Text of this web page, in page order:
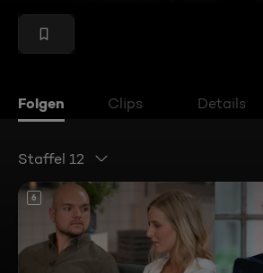
Folgen Clips Details
Staffel 12
6